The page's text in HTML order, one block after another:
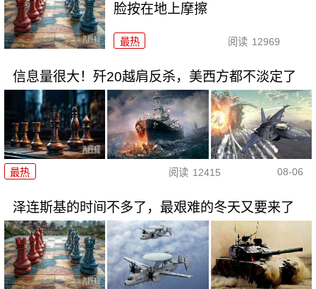
脸按在地上摩擦
最热 阅读 12969
信息量很大！歼20越肩反杀，美西方都不淡定了
最热 阅读 12415 08-06
泽连斯基的时间不多了，最艰难的冬天又要来了